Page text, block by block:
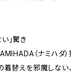
」驚き
（ナミハダ
着替えを邪魔しない